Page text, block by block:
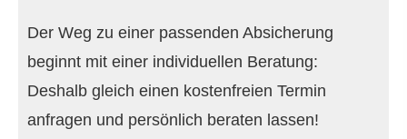
Der Weg zu einer passenden Absicherung
beginnt mit einer individuellen Beratung:
Deshalb gleich einen kostenfreien Termin
anfragen und persönlich beraten lassen!